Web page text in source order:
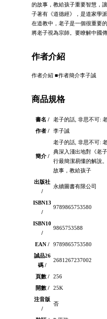
的故事，教給孩子重要智慧，
子著有《道德經》，是道家學
在道教中，老子是一個很重要
將老子視為宗師。要瞭解中國
作者介紹
作者介紹 ■作者簡介李子誠
商品規格
書名 /
老子的話, 非思不可:
作者 /
李子誠
簡介 /
老子的話, 非思不可:
典深入淺出地對《老
行最簡潔易懂的解說
故事，教給孩子
出版社
/
永續圖書有限公司
ISBN13
/
9789865753580
ISBN10
/
9865753588
EAN /
9789865753580
誠品26
碼 /
2681267237002
頁數 /
256
開數 /
25K
注音版
/
否